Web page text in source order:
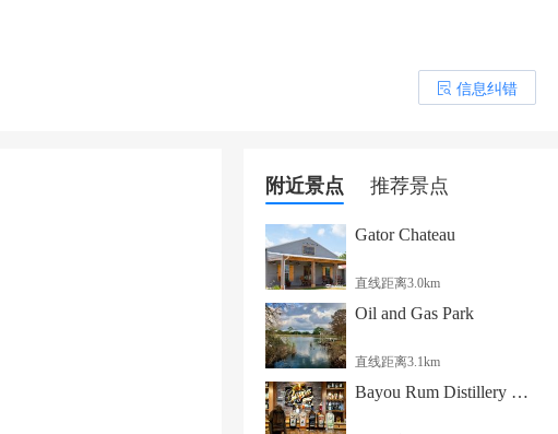
󰎒 信息纠错
附近景点 推荐景点
Gator Chateau
直线距离3.0km
Oil and Gas Park
直线距离3.1km
Bayou Rum Distillery & Event Center